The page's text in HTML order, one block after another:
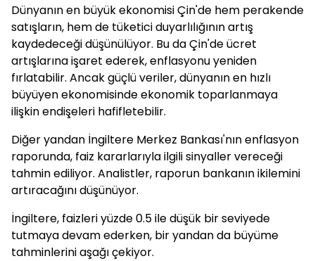
Dünyanın en büyük ekonomisi Çin'de hem perakende
satışların, hem de tüketici duyarlılığının artış
kaydedeceği düşünülüyor. Bu da Çin'de ücret
artışlarına işaret ederek, enflasyonu yeniden
fırlatabilir. Ancak güçlü veriler, dünyanın en hızlı
büyüyen ekonomisinde ekonomik toparlanmaya
ilişkin endişeleri hafifletebilir.
Diğer yandan İngiltere Merkez Bankası'nın enflasyon
raporunda, faiz kararlarıyla ilgili sinyaller vereceği
tahmin ediliyor. Analistler, raporun bankanın ikilemini
artıracağını düşünüyor.
İngiltere, faizleri yüzde 0.5 ile düşük bir seviyede
tutmaya devam ederken, bir yandan da büyüme
tahminlerini aşağı çekiyor.